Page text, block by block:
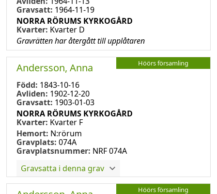
Gravsatt: 1964-11-19
NORRA RÖRUMS KYRKOGÅRD
Kvarter: Kvarter D
Gravrätten har återgått till upplåtaren
Höörs församling
Andersson, Anna
Född: 1843-10-16
Avliden: 1902-12-20
Gravsatt: 1903-01-03
NORRA RÖRUMS KYRKOGÅRD
Kvarter: Kvarter F
Hemort: N:rörum
Gravplats: 074A
Gravplatsnummer: NRF 074A
Gravsatta i denna grav
Höörs församling